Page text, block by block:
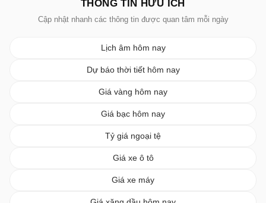
THÔNG TIN HỮU ÍCH
Cập nhật nhanh các thông tin được quan tâm mỗi ngày
Lịch âm hôm nay
Dự báo thời tiết hôm nay
Giá vàng hôm nay
Giá bạc hôm nay
Tỷ giá ngoại tệ
Giá xe ô tô
Giá xe máy